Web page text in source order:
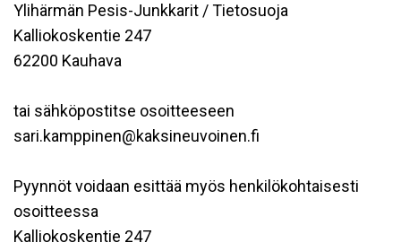
Ylihärmän Pesis-Junkkarit / Tietosuoja
Kalliokoskentie 247
62200 Kauhava
tai sähköpostitse osoitteeseen
sari.kamppinen@kaksineuvoinen.fi
Pyynnöt voidaan esittää myös henkilökohtaisesti
osoitteessa
Kalliokoskentie 247